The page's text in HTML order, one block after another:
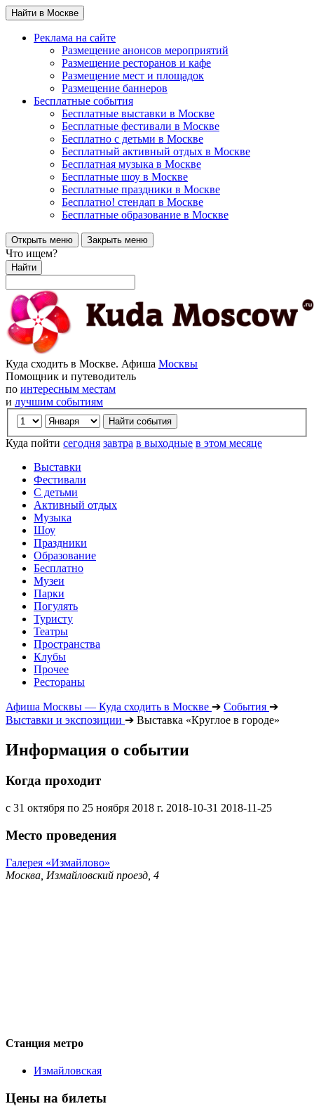
Найти в Москве
Реклама на сайте
Размещение анонсов мероприятий
Размещение ресторанов и кафе
Размещение мест и площадок
Размещение баннеров
Бесплатные события
Бесплатные выставки в Москве
Бесплатные фестивали в Москве
Бесплатно с детьми в Москве
Бесплатный активный отдых в Москве
Бесплатная музыка в Москве
Бесплатные шоу в Москве
Бесплатные праздники в Москве
Бесплатно! стендап в Москве
Бесплатные образование в Москве
Открыть меню Закрыть меню
Что ищем?
Найти
Куда сходить в Москве. Афиша Москвы
Помощник и путеводитель
по интересным местам
и лучшим событиям
Куда пойти сегодня завтра в выходные в этом месяце
Выставки
Фестивали
С детьми
Активный отдых
Музыка
Шоу
Праздники
Образование
Бесплатно
Музеи
Парки
Погулять
Туристу
Театры
Пространства
Клубы
Прочее
Рестораны
Афиша Москвы — Куда сходить в Москве ➔ События ➔
Выставки и экспозиции ➔ Выставка «Круглое в городе»
Информация о событии
Когда проходит
с 31 октября по 25 ноября 2018 г. 2018-10-31 2018-11-25
Место проведения
Галерея «Измайлово»
Москва, Измайловский проезд, 4
Станция метро
Измайловская
Цены на билеты